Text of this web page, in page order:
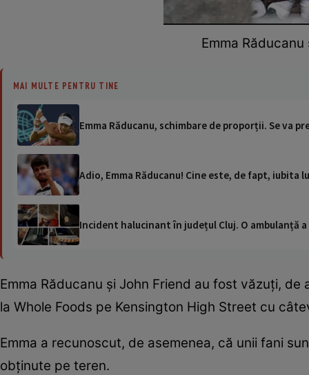
Emma
MAI MULTE PENTRU TINE
Emma Răducanu, schimbare de proporții. Se va
Adio, Emma Răducanu! Cine este, de fapt, iubita
Incident halucinant în județul Cluj. O ambulanță
Emma Răducanu și John Friend au fost văzuți,
la Whole Foods pe Kensington High Street cu
Emma a recunoscut, de asemenea, că unii fani
obținute pe teren.